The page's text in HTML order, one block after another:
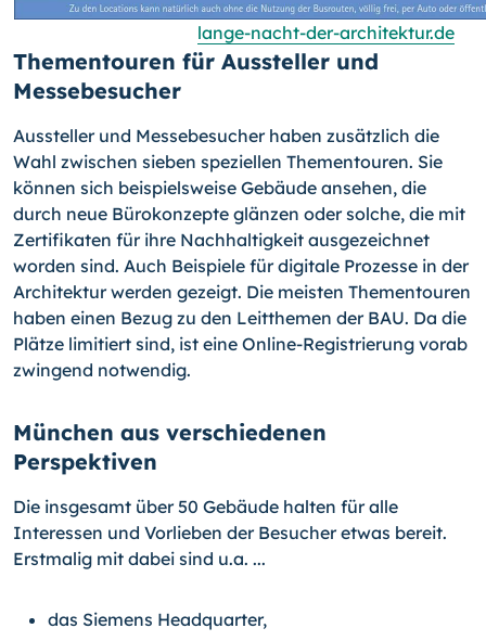
lange-nacht-der-architektur.de
Thementouren für Aussteller und
Messebesucher
Aussteller und Messebesucher haben zusätzlich die
Wahl zwischen sieben speziellen Thementouren. Sie
können sich beispielsweise Gebäude ansehen, die
durch neue Bürokonzepte glänzen oder solche, die mit
Zertifikaten für ihre Nachhaltigkeit ausgezeichnet
worden sind. Auch Beispiele für digitale Prozesse in der
Architektur werden gezeigt. Die meisten Thementouren
haben einen Bezug zu den Leitthemen der BAU. Da die
Plätze limitiert sind, ist eine Online-Registrierung vorab
zwingend notwendig.
München aus verschiedenen
Perspektiven
Die insgesamt über 50 Gebäude halten für alle
Interessen und Vorlieben der Besucher etwas bereit.
Erstmalig mit dabei sind u.a. ...
das Siemens Headquarter,